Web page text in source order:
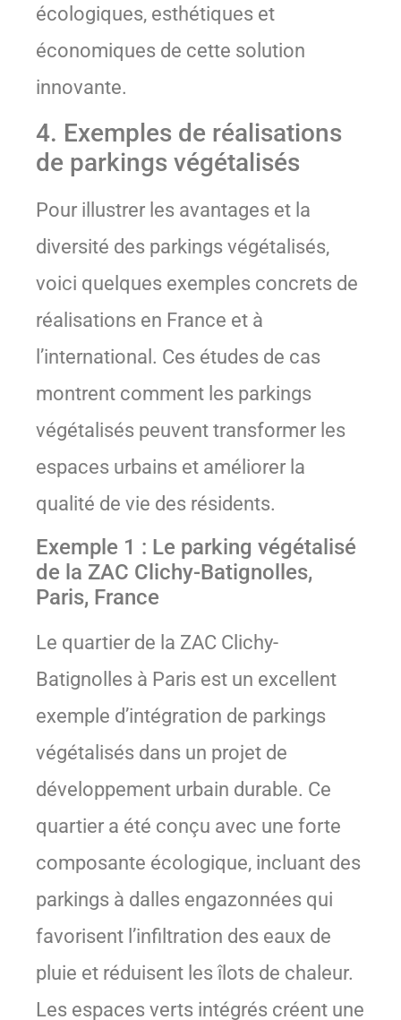
écologiques, esthétiques et
économiques de cette solution
innovante.
4. Exemples de réalisations
de parkings végétalisés
Pour illustrer les avantages et la
diversité des parkings végétalisés,
voici quelques exemples concrets de
réalisations en France et à
l’international. Ces études de cas
montrent comment les parkings
végétalisés peuvent transformer les
espaces urbains et améliorer la
qualité de vie des résidents.
Exemple 1 : Le parking végétalisé
de la ZAC Clichy-Batignolles,
Paris, France
Le quartier de la ZAC Clichy-
Batignolles à Paris est un excellent
exemple d’intégration de parkings
végétalisés dans un projet de
développement urbain durable. Ce
quartier a été conçu avec une forte
composante écologique, incluant des
parkings à dalles engazonnées qui
favorisent l’infiltration des eaux de
pluie et réduisent les îlots de chaleur.
Les espaces verts intégrés créent une